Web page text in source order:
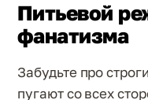
Питьевой
фанатизма
Забудьте про
пугают со всех